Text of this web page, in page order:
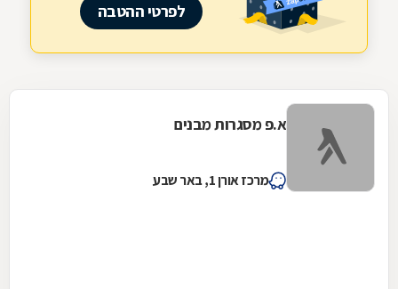
לפרטי ההטבה
א.פ מסגרות מבנים
מרכז אורן 1, באר שבע